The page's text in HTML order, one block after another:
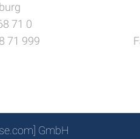
71 0
71 999
GmbH